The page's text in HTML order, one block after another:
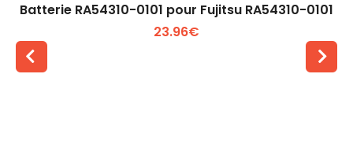
Batterie RA54310-0101 pour Fujitsu RA54310-0101
23.96€